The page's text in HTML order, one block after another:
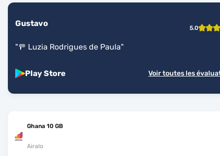
Gustavo 5.0
"🚥 Luzia Rodrigues de Paula"
Play Store Voir toutes les
Ghana 10 GB
Airalo